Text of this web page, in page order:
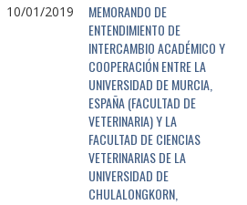
10/01/2019
MEMORANDO DE
ENTENDIMIENTO DE
INTERCAMBIO ACADÉMICO Y
COOPERACIÓN ENTRE LA
UNIVERSIDAD DE MURCIA,
ESPAÑA (FACULTAD DE
VETERINARIA) Y LA
FACULTAD DE CIENCIAS
VETERINARIAS DE LA
UNIVERSIDAD DE
CHULALONGKORN,